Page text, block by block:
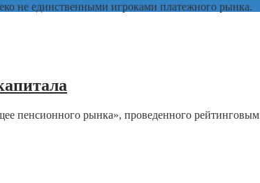
не единственными игроками платежного рынка.
пенсионного рынка», проведенного рейтинговым